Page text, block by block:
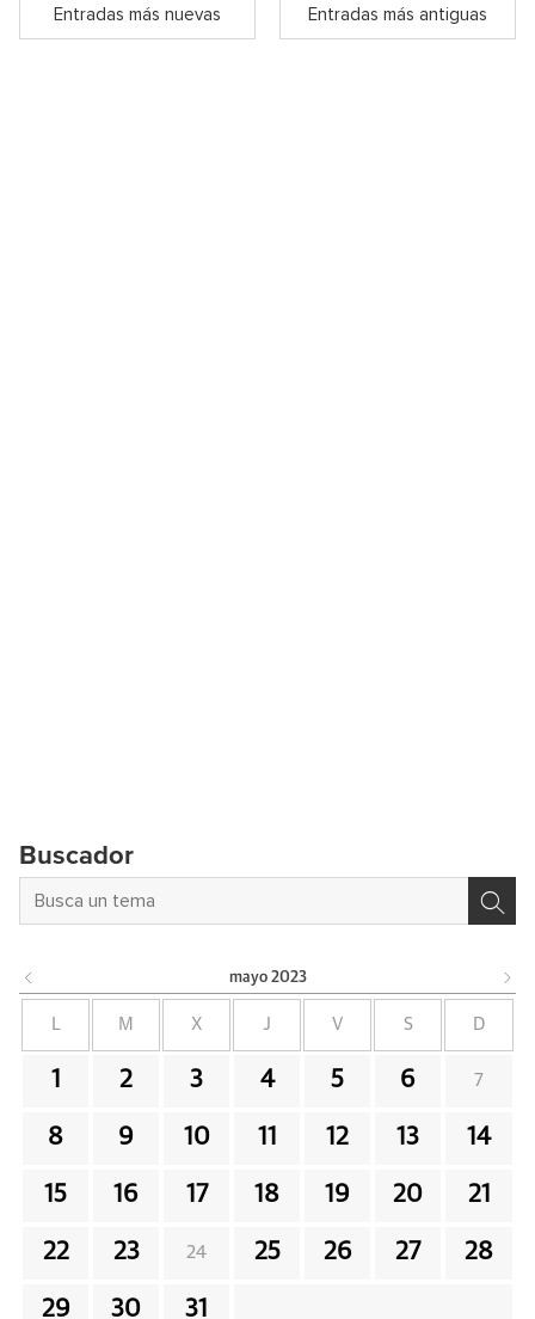
Entradas más nuevas Entradas más antiguas
Buscador
mayo 2023
M X J V S D
1 2 3 4 5 6 7
8 9 10 11 12 13 14
15 16 17 18 19 20 21
22 23 24 25 26 27 28
29 30 31